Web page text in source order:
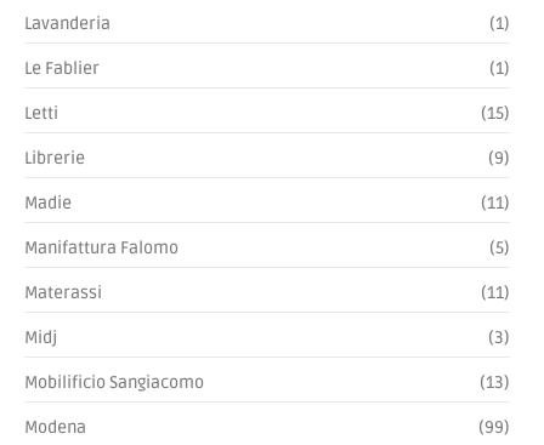
Lavanderia (1)
Le Fablier (1)
Letti (15)
Librerie (9)
Madie (11)
Manifattura Falomo (5)
Materassi (11)
Midj (3)
Mobilificio Sangiacomo (13)
Modena (99)